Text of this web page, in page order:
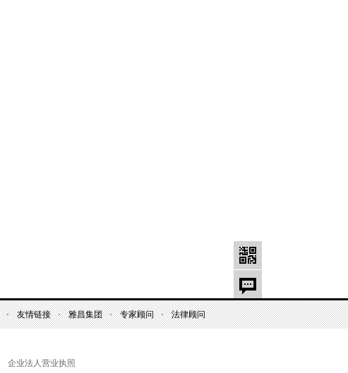
友情链接 雅昌集团 专家顾问 法律顾问
企业法人营业执照